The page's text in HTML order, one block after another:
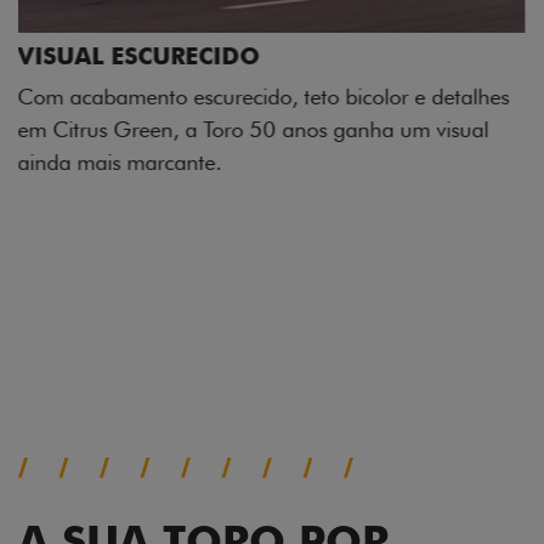
ADESIVOS ESTILIZADOS
Os adesivos aplicados no capô e nas laterais
reforçam a identidade única dessa edição para lá de
comemorativa.
TODOS OS ÂNGULOS